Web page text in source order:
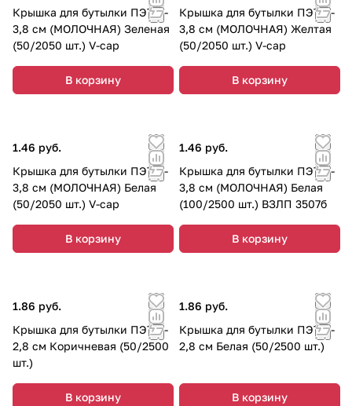
Крышка для бутылки ПЭТ d-
3,8 см (МОЛОЧНАЯ) Зеленая
(50/2050 шт.) V-cap
В корзину
Крышка для бутылки ПЭТ d-
3,8 см (МОЛОЧНАЯ) Желтая
(50/2050 шт.) V-cap
В корзину
1.46 руб.
Крышка для бутылки ПЭТ d-
3,8 см (МОЛОЧНАЯ) Белая
(50/2050 шт.) V-cap
В корзину
1.46 руб.
Крышка для бутылки ПЭТ d-
3,8 см (МОЛОЧНАЯ) Белая
(100/2500 шт.) ВЗЛП 3507б
В корзину
1.86 руб.
Крышка для бутылки ПЭТ d-
2,8 см Коричневая (50/2500
шт.)
В корзину
1.86 руб.
Крышка для бутылки ПЭТ d-
2,8 см Белая (50/2500 шт.)
В корзину